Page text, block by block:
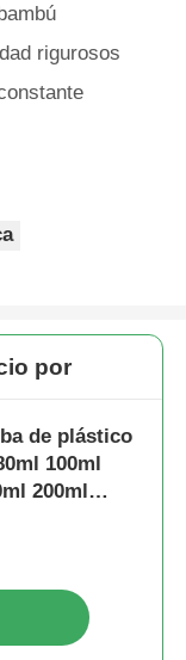
rigurosos
por
de plástico
100ml
200ml